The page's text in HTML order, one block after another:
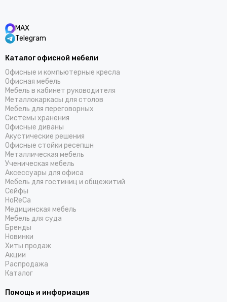
MAX
Telegram
Каталог офисной мебели
Офисные и компьютерные кресла
Офисная мебель
Мебель в кабинет руководителя
Металлокаркасы для столов
Мебель для переговорных
Системы хранения
Офисные диваны
Акустические решения
Офисные стойки ресепшн
Металлическая мебель
Ученическая мебель
Аксессуары для офиса
Мебель для гостиниц и общежитий
Cейфы
HoReCa
Медицинская мебель
Мебель для суда
Бренды
Новинки
Хиты продаж
Акции
Распродажа
Каталог
Помощь и информация